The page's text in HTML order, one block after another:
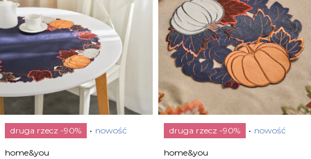
druga rzecz -90% nowość
home&you
druga rzecz -90% nowość
home&you